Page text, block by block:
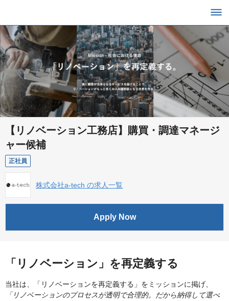
【リノベーション工務店】購買・調達マネージ
ャー候補
正社員
株式会社a-tech の求人一覧
Apply Now
「リノベーション」を再定義する
当社は、「リノベーションを再定義する」をミッションに掲げ、
「リノベーションのプロセスが透明で合理的。だから納得して選べ